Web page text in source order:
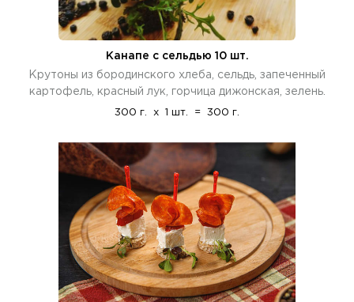
Канапе с сельдью 10 шт.
Крутоны из бородинского хлеба, сельдь, запеченный
картофель, красный лук, горчица дижонская, зелень.
300 г. x 1 шт. = 300 г.